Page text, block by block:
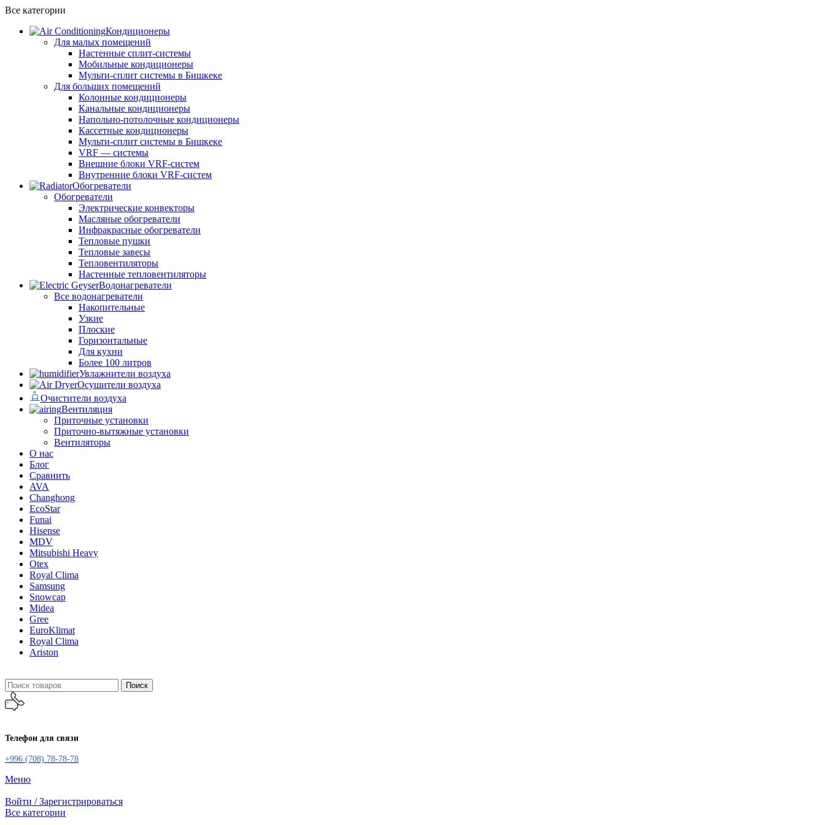
Все категории
Кондиционеры
Для малых помещений
Настенные сплит-системы
Мобильные кондиционеры
Мульти-сплит системы в Бишкеке
Для больших помещений
Колонные кондиционеры
Канальные кондиционеры
Напольно-потолочные кондиционеры
Кассетные кондиционеры
Мульти-сплит системы в Бишкеке
VRF — системы
Внешние блоки VRF-систем
Внутренние блоки VRF-систем
Обогреватели
Обогреватели
Электрические конвекторы
Масляные обогреватели
Инфракрасные обогреватели
Тепловые пушки
Тепловые завесы
Тепловентиляторы
Настенные тепловентиляторы
Водонагреватели
Все водонагреватели
Накопительные
Узкие
Плоские
Горизонтальные
Для кухни
Более 100 литров
Увлажнители воздуха
Осушители воздуха
Очистители воздуха
Вентиляция
Приточные установки
Приточно-вытяжные установки
Вентиляторы
О нас
Блог
Сравнить
AVA
Changhong
EcoStar
Funai
Hisense
MDV
Mitsubishi Heavy
Otex
Royal Clima
Samsung
Snowcap
Midea
Gree
EuroKlimat
Royal Clima
Ariston
Поиск
Телефон для связи
+996 (708) 78-78-78
Меню
Войти / Зарегистрироваться
Все категории